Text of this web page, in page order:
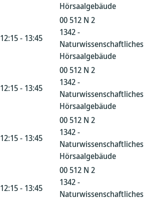
Hörsaalgebäude
12:15 - 13:45
00 512 N 2
1342 -
Naturwissenschaftliches
Hörsaalgebäude
12:15 - 13:45
00 512 N 2
1342 -
Naturwissenschaftliches
Hörsaalgebäude
12:15 - 13:45
00 512 N 2
1342 -
Naturwissenschaftliches
Hörsaalgebäude
12:15 - 13:45
00 512 N 2
1342 -
Naturwissenschaftliches